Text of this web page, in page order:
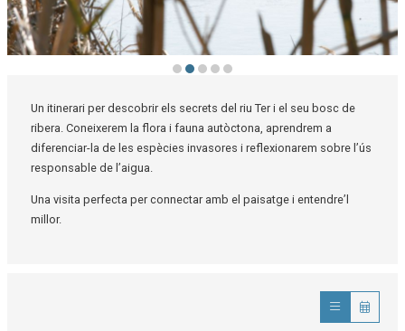
Un itinerari per descobrir els secrets del riu Ter i el seu bosc de
ribera. Coneixerem la flora i fauna autòctona, aprendrem a
diferenciar-la de les espècies invasores i reflexionarem sobre l’ús
responsable de l’aigua.
Una visita perfecta per connectar amb el paisatge i entendre’l
millor.